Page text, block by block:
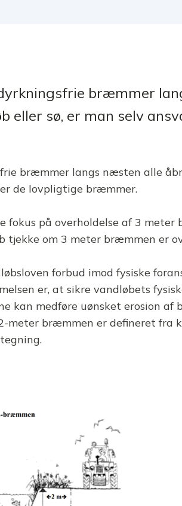
bræmmer
eller sø, er man selv
bræmmer langs næsten alle
de lovpligtige bræmmer.
fokus på overholdelse af 3 meter
tjekke om 3 meter bræmmen er
forbud imod fysiske
er, at sikre vandløbets
kan medføre uønsket erosion
meter bræmmen er defineret fra